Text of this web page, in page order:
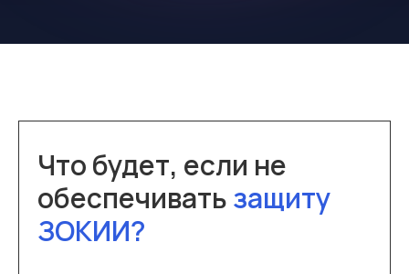
Что будет, если не
обеспечиватьзащиту
ЗОКИИ?